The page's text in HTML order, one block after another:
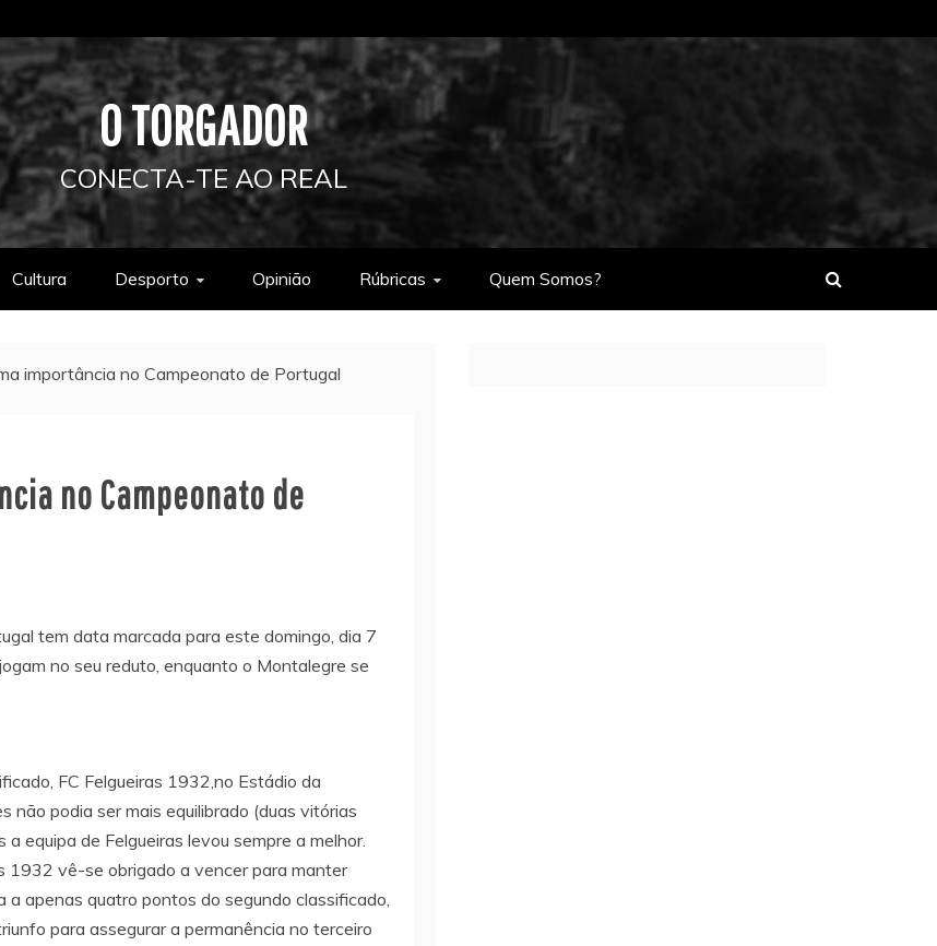
O TORGADOR
CONECTA-TE AO REAL
Cultura Desporto Opinião Rúbricas Quem Somos?
importância no Campeonato de Portugal
no Campeonato de
tem data marcada para este domingo, dia 7
no seu reduto, enquanto o Montalegre se
FC Felgueiras 1932,no Estádio da
podia ser mais equilibrado (duas vitórias
equipa de Felgueiras levou sempre a melhor.
1932 vê-se obrigado a vencer para manter
apenas quatro pontos do segundo classificado,
para assegurar a permanência no terceiro